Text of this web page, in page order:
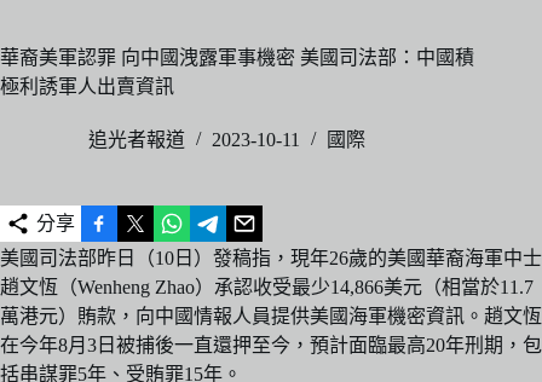
華裔美軍認罪 向中國洩露軍事機密 美國司法部：中國積
極利誘軍人出賣資訊
追光者報道 2023-10-11 國際
分享
美國司法部昨日（10日）發稿指，現年26歲的美國華裔海軍中士
趙文恆（Wenheng Zhao）承認收受最少14,866美元（相當於11.7
萬港元）賄款，向中國情報人員提供美國海軍機密資訊。趙文恆
在今年8月3日被捕後一直還押至今，預計面臨最高20年刑期，包
括串謀罪5年、受賄罪15年。